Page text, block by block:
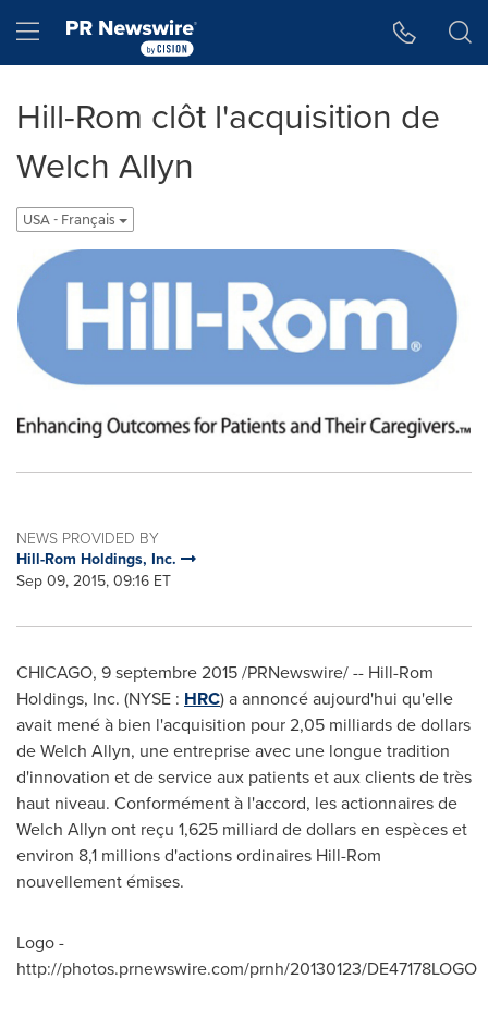
Hamburger menu
Hill-Rom clôt l'acquisition de
Welch Allyn
USA - Français
NEWS PROVIDED BY
Hill-Rom Holdings, Inc.
Sep 09, 2015, 09:16 ET
CHICAGO, 9 septembre 2015 /PRNewswire/ -- Hill-Rom
Holdings, Inc. (NYSE : HRC) a annoncé aujourd'hui qu'elle
avait mené à bien l'acquisition pour 2,05 milliards de dollars
de Welch Allyn, une entreprise avec une longue tradition
d'innovation et de service aux patients et aux clients de très
haut niveau. Conformément à l'accord, les actionnaires de
Welch Allyn ont reçu 1,625 milliard de dollars en espèces et
environ 8,1 millions d'actions ordinaires Hill-Rom
nouvellement émises.
Logo -
http://photos.prnewswire.com/prnh/20130123/DE47178LOGO